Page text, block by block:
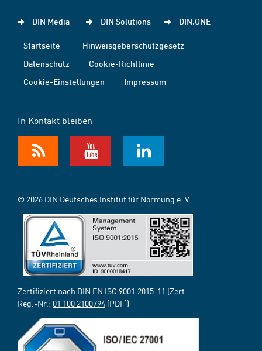
DIN Media DIN Solutions DIN.ONE
Startseite
Hinweisgeberschutzgesetz
Datenschutz
Cookie-Richtlinie
Cookie-Einstellungen
Impressum
In Kontakt bleiben
© 2026 DIN Deutsches Institut für Normung e. V.
Zertifiziert nach DIN EN ISO 9001:2015-11 (Zert.-
Reg.-Nr.: 01 100 2100794 [PDF])